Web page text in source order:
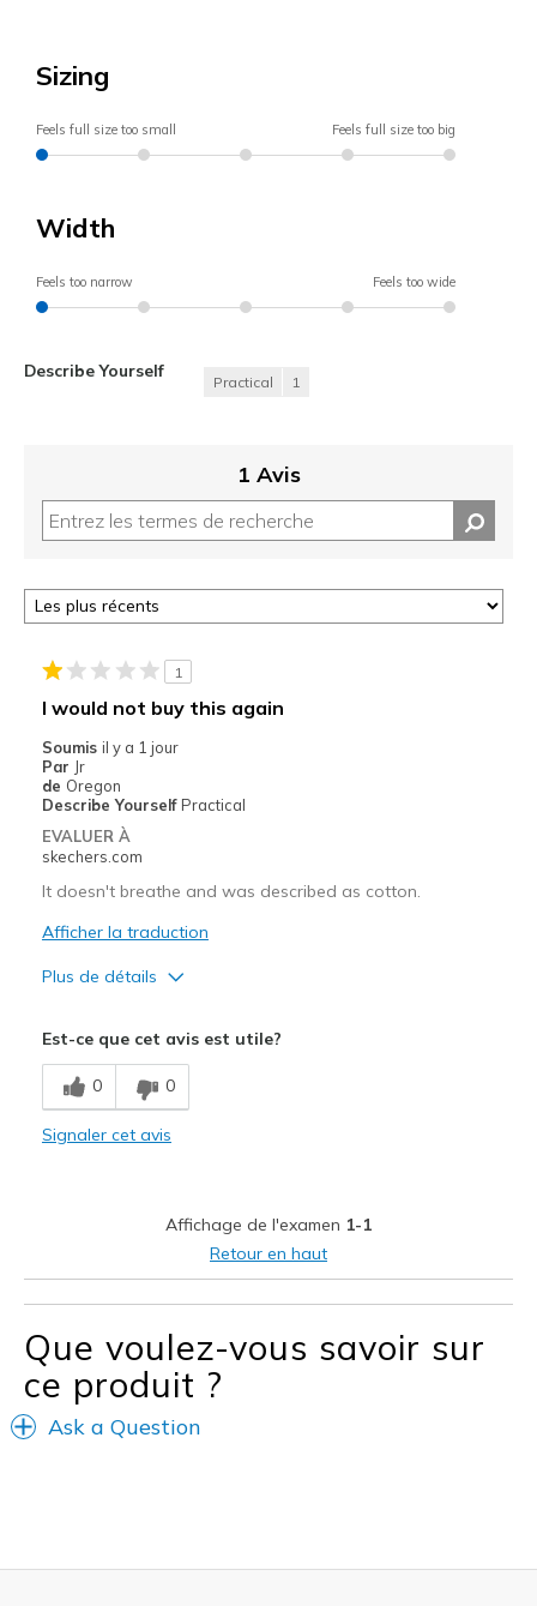
Sizing
Feels full size too small Feels full size too big
Width
Feels too narrow Feels too wide
Describe Yourself
Practical 1
1 Avis
1
I would not buy this again
Soumis il y a 1 jour
Par Jr
de Oregon
Describe Yourself Practical
EVALUER À
skechers.com
It doesn't breathe and was described as cotton.
Afficher la traduction
Plus de détails
Le contre
Poor Quality
Feels full size too small
Est-ce que cet avis est utile?
0 0
Signaler cet avis
Affichage de l'examen 1-1
Retour en haut
Que voulez-vous savoir sur
ce produit ?
Ask a Question